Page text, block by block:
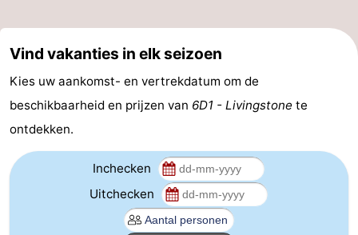
-
Parkeren
Reisboekenwinkel
Nieuws
Medische
Vind vakanties in elk seizoen
Kies uw aankomst- en vertrekdatum om de
beschikbaarheid en prijzen van 6D1 - Livingstone te
ontdekken.
Inchecken
Uitchecken